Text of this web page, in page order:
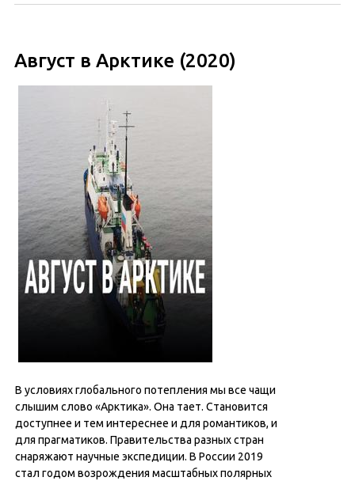
Август в Арктике (2020)
В условиях глобального потепления мы все чащи
слышим слово «Арктика». Она тает. Становится
доступнее и тем интереснее и для романтиков, и
для прагматиков. Правительства разных стран
снаряжают научные экспедиции. В России 2019
стал годом возрождения масштабных полярных